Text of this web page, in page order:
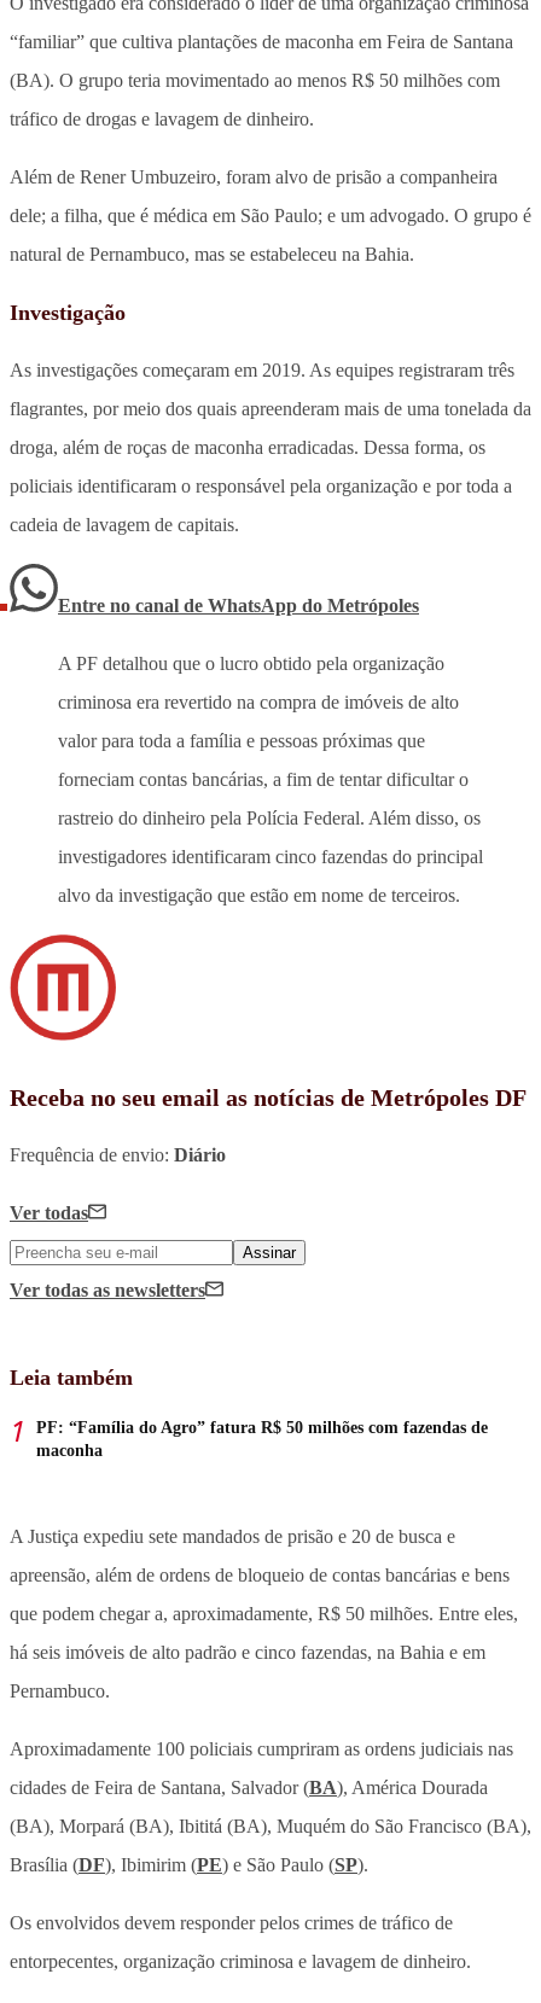
“familiar” que cultiva plantações de maconha em Feira de Santana
(BA). O grupo teria movimentado ao menos R$ 50 milhões com
tráfico de drogas e lavagem de dinheiro.
Além de Rener Umbuzeiro, foram alvo de prisão a companheira
dele; a filha, que é médica em São Paulo; e um advogado. O grupo é
natural de Pernambuco, mas se estabeleceu na Bahia.
Investigação
As investigações começaram em 2019. As equipes registraram três
flagrantes, por meio dos quais apreenderam mais de uma tonelada da
droga, além de roças de maconha erradicadas. Dessa forma, os
policiais identificaram o responsável pela organização e por toda a
cadeia de lavagem de capitais.
Entre no canal de WhatsApp do Metrópoles
A PF detalhou que o lucro obtido pela organização
criminosa era revertido na compra de imóveis de alto
valor para toda a família e pessoas próximas que
forneciam contas bancárias, a fim de tentar dificultar o
rastreio do dinheiro pela Polícia Federal. Além disso, os
investigadores identificaram cinco fazendas do principal
alvo da investigação que estão em nome de terceiros.
Receba no seu email as notícias de Metrópoles DF
Frequência de envio: Diário
Ver todas
Assinar
Ver todas as newsletters
Leia também
PF: “Família do Agro” fatura R$ 50 milhões com fazendas de
maconha
A Justiça expediu sete mandados de prisão e 20 de busca e
apreensão, além de ordens de bloqueio de contas bancárias e bens
que podem chegar a, aproximadamente, R$ 50 milhões. Entre eles,
há seis imóveis de alto padrão e cinco fazendas, na Bahia e em
Pernambuco.
Aproximadamente 100 policiais cumpriram as ordens judiciais nas
cidades de Feira de Santana, Salvador (BA), América Dourada
(BA), Morpará (BA), Ibititá (BA), Muquém do São Francisco (BA),
Brasília (DF), Ibimirim (PE) e São Paulo (SP).
Os envolvidos devem responder pelos crimes de tráfico de
entorpecentes, organização criminosa e lavagem de dinheiro.